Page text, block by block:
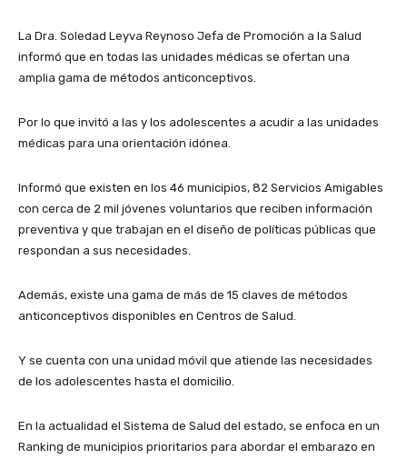
La Dra. Soledad Leyva Reynoso Jefa de Promoción a la Salud
informó que en todas las unidades médicas se ofertan una
amplia gama de métodos anticonceptivos.
Por lo que invitó a las y los adolescentes a acudir a las unidades
médicas para una orientación idónea.
Informó que existen en los 46 municipios, 82 Servicios Amigables
con cerca de 2 mil jóvenes voluntarios que reciben información
preventiva y que trabajan en el diseño de políticas públicas que
respondan a sus necesidades.
Además, existe una gama de más de 15 claves de métodos
anticonceptivos disponibles en Centros de Salud.
Y se cuenta con una unidad móvil que atiende las necesidades
de los adolescentes hasta el domicilio.
En la actualidad el Sistema de Salud del estado, se enfoca en un
Ranking de municipios prioritarios para abordar el embarazo en